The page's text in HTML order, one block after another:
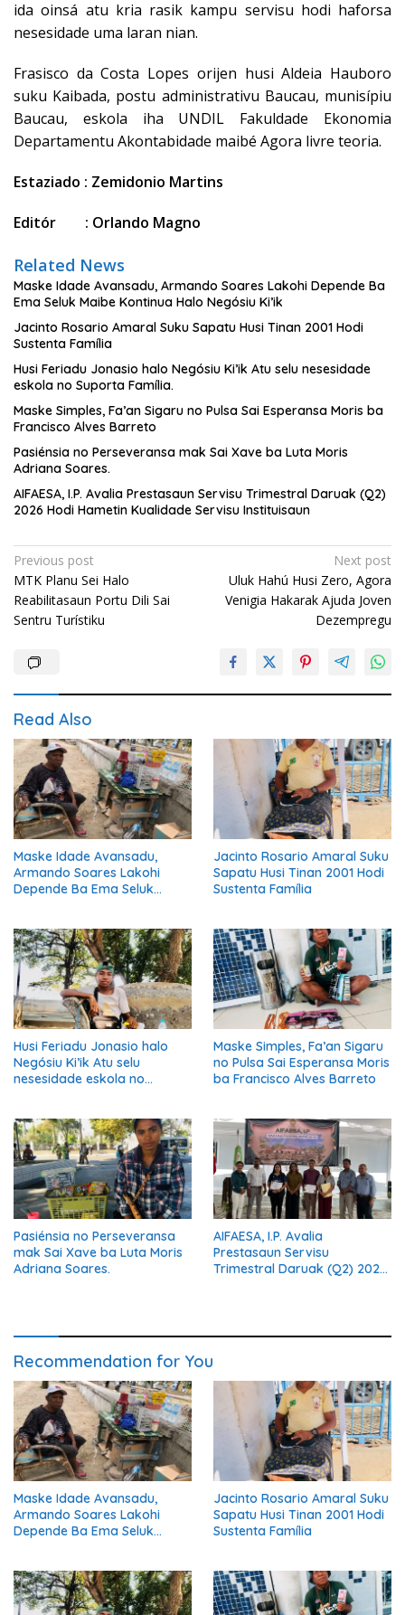
ida oinsá atu kria rasik kampu servisu hodi haforsa
nesesidade uma laran nian.
Frasisco da Costa Lopes orijen husi Aldeia Hauboro
suku Kaibada, postu administrativu Baucau, munisípiu
Baucau, eskola iha UNDIL Fakuldade Ekonomia
Departamentu Akontabidade maibé Agora livre teoria.
Estaziado : Zemidonio Martins
Editór : Orlando Magno
Related News
Maske Idade Avansadu, Armando Soares Lakohi Depende Ba
Ema Seluk Maibe Kontinua Halo Negósiu Ki’ik
Jacinto Rosario Amaral Suku Sapatu Husi Tinan 2001 Hodi
Sustenta Família
Husi Feriadu Jonasio halo Negósiu Ki’ik Atu selu nesesidade
eskola no Suporta Família.
Maske Simples, Fa’an Sigaru no Pulsa Sai Esperansa Moris ba
Francisco Alves Barreto
Pasiénsia no Perseveransa mak Sai Xave ba Luta Moris
Adriana Soares.
AIFAESA, I.P. Avalia Prestasaun Servisu Trimestral Daruak (Q2)
2026 Hodi Hametin Kualidade Servisu Instituisaun
Post
navigation
Previous post
MTK Planu Sei Halo
Reabilitasaun Portu Dili Sai
Sentru Turístiku
Next post
Uluk Hahú Husi Zero, Agora
Venigia Hakarak Ajuda Joven
Dezempregu
Read Also
Maske Idade Avansadu,
Armando Soares Lakohi
Depende Ba Ema Seluk
Jacinto Rosario Amaral Suku
Sapatu Husi Tinan 2001 Hodi
Sustenta Família
Husi Feriadu Jonasio halo
Negósiu Ki’ik Atu selu
nesesidade eskola no
Maske Simples, Fa’an Sigaru
no Pulsa Sai Esperansa Moris
ba Francisco Alves Barreto
Pasiénsia no Perseveransa
mak Sai Xave ba Luta Moris
Adriana Soares.
AIFAESA, I.P. Avalia
Prestasaun Servisu
Trimestral Daruak (Q2) 2026
Recommendation for You
Maske Idade Avansadu,
Armando Soares Lakohi
Depende Ba Ema Seluk
Jacinto Rosario Amaral Suku
Sapatu Husi Tinan 2001 Hodi
Sustenta Família